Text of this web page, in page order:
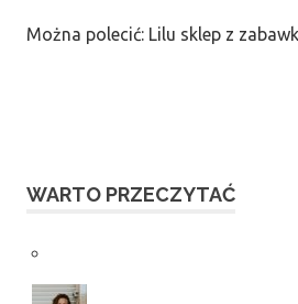
Można polecić: Lilu sklep z
WARTO PRZECZYTAĆ